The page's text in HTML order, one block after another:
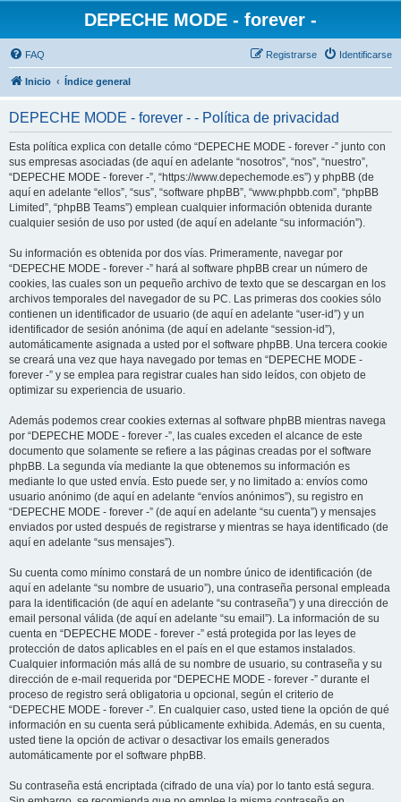
DEPECHE MODE - forever -
FAQ Identificarse
Registrarse
Inicio Índice general
DEPECHE MODE - forever - - Política de privacidad
Esta política explica con detalle cómo “DEPECHE MODE - forever -” junto con
sus empresas asociadas (de aquí en adelante “nosotros”, “nos”, “nuestro”,
“DEPECHE MODE - forever -”, “https://www.depechemode.es”) y phpBB (de
aquí en adelante “ellos”, “sus”, “software phpBB”, “www.phpbb.com”, “phpBB
Limited”, “phpBB Teams”) emplean cualquier información obtenida durante
cualquier sesión de uso por usted (de aquí en adelante “su información”).
Su información es obtenida por dos vías. Primeramente, navegar por
“DEPECHE MODE - forever -” hará al software phpBB crear un número de
cookies, las cuales son un pequeño archivo de texto que se descargan en los
archivos temporales del navegador de su PC. Las primeras dos cookies sólo
contienen un identificador de usuario (de aquí en adelante “user-id”) y un
identificador de sesión anónima (de aquí en adelante “session-id”),
automáticamente asignada a usted por el software phpBB. Una tercera cookie
se creará una vez que haya navegado por temas en “DEPECHE MODE -
forever -” y se emplea para registrar cuales han sido leídos, con objeto de
optimizar su experiencia de usuario.
Además podemos crear cookies externas al software phpBB mientras navega
por “DEPECHE MODE - forever -”, las cuales exceden el alcance de este
documento que solamente se refiere a las páginas creadas por el software
phpBB. La segunda vía mediante la que obtenemos su información es
mediante lo que usted envía. Esto puede ser, y no limitado a: envíos como
usuario anónimo (de aquí en adelante “envíos anónimos”), su registro en
“DEPECHE MODE - forever -” (de aquí en adelante “su cuenta”) y mensajes
enviados por usted después de registrarse y mientras se haya identificado (de
aquí en adelante “sus mensajes”).
Su cuenta como mínimo constará de un nombre único de identificación (de
aquí en adelante “su nombre de usuario”), una contraseña personal empleada
para la identificación (de aquí en adelante “su contraseña”) y una dirección de
email personal válida (de aquí en adelante “su email”). La información de su
cuenta en “DEPECHE MODE - forever -” está protegida por las leyes de
protección de datos aplicables en el país en el que estamos instalados.
Cualquier información más allá de su nombre de usuario, su contraseña y su
dirección de e-mail requerida por “DEPECHE MODE - forever -” durante el
proceso de registro será obligatoria u opcional, según el criterio de
“DEPECHE MODE - forever -”. En cualquier caso, usted tiene la opción de qué
información en su cuenta será públicamente exhibida. Además, en su cuenta,
usted tiene la opción de activar o desactivar los emails generados
automáticamente por el software phpBB.
Su contraseña está encriptada (cifrado de una vía) por lo tanto está segura.